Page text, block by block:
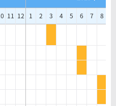
11 12 1 2 3 4 5 6 7 8